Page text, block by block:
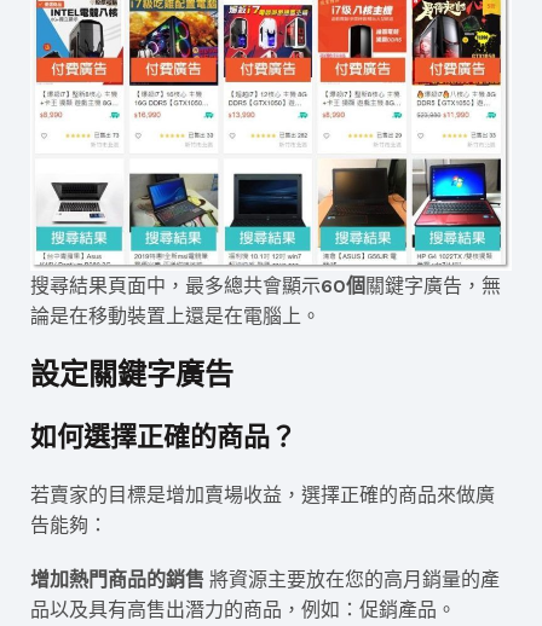
搜尋結果頁面中，最多總共會顯示60個 關鍵字廣告，無
論是在移動裝置上還是在電腦上。
設定關鍵字廣告
如何選擇正確的商品？
若賣家的目標是增加賣場收益，選擇正確的商品來做廣
告能夠：
增加熱門商品的銷售 將資源主要放在您的高月銷量的產
品以及具有高售出潛力的商品，例如：促銷產品。